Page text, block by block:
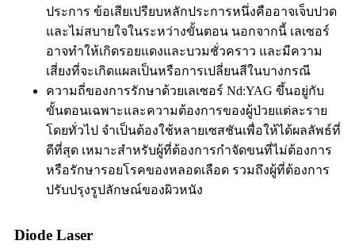
ประการ ข้อเสียเปรียบหลักประการหนึ่งคืออาจเจ็บปวด
และไม่สบายใจในระหว่างขั้นตอน นอกจากนี้ เลเซอร์
อาจทำให้เกิดรอยแดงและบวมชั่วคราว และมีความ
เสี่ยงที่จะเกิดแผลเป็นหรือการเปลี่ยนสีในบางกรณี
ความถี่ของการรักษาด้วยเลเซอร์ Nd:YAG ขึ้นอยู่กับ
ขั้นตอนเฉพาะและความต้องการของผู้ป่วยแต่ละราย
โดยทั่วไป จำเป็นต้องใช้หลายเซสชันเพื่อให้ได้ผลลัพธ์ที่
ดีที่สุด เหมาะสำหรับผู้ที่ต้องการกำจัดขนที่ไม่ต้องการ
หรือรักษารอยโรคของหลอดเลือด รวมถึงผู้ที่ต้องการ
ปรับปรุงรูปลักษณ์ของผิวหนัง
Diode Laser